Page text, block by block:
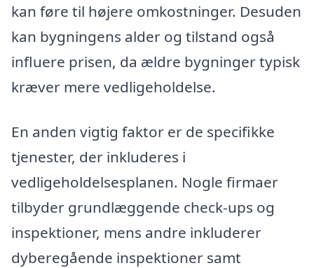
kan føre til højere omkostninger. Desuden
kan bygningens alder og tilstand også
influere prisen, da ældre bygninger typisk
kræver mere vedligeholdelse.
En anden vigtig faktor er de specifikke
tjenester, der inkluderes i
vedligeholdelsesplanen. Nogle firmaer
tilbyder grundlæggende check-ups og
inspektioner, mens andre inkluderer
dyberegående inspektioner samt